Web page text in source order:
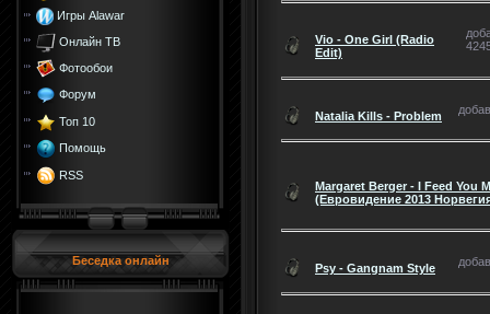
Игры Alawar
Онлайн ТВ
Фотообои
Форум
Топ 10
Помощь
RSS
Беседка онлайн
Vio - One Girl (Radio
Edit)
Natalia Kills - Problem
Margaret Berger - I Feed You
(Евровидение 2013
Psy - Gangnam Style